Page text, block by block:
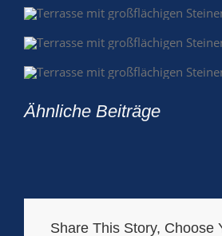
Ähnliche Beiträge
Share This Story, Choose